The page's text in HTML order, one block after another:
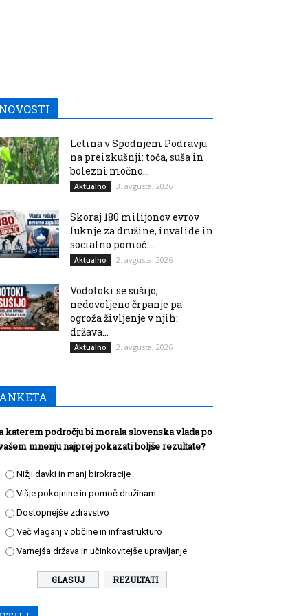
Letina v Spodnjem Podravju
na preizkušnji: toča, suša in
bolezni močno...
Aktualno 3. avgusta, 2026
Skoraj 180 milijonov evrov
luknje za družine, invalide in
socialno pomoč:...
Aktualno 2. avgusta, 2026
Vodotoki se sušijo,
nedovoljeno črpanje pa
ogroža življenje v njih:
država...
Aktualno 2. avgusta, 2026
katerem področju bi morala slovenska vlada po
mnenju najprej pokazati boljše rezultate?
Nižji davki in manj birokracije
Višje pokojnine in pomoč družinam
Dostopnejše zdravstvo
Več vlaganj v občine in infrastrukturo
Varnejša država in učinkovitejše upravljanje
REZULTATI